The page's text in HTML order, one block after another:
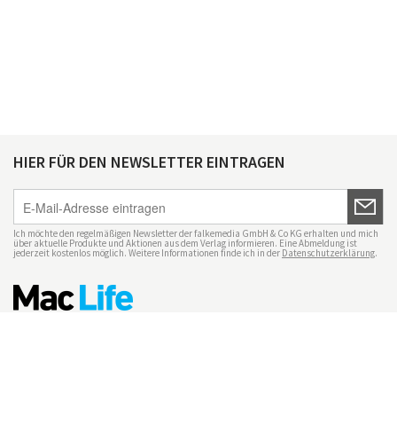
HIER FÜR DEN NEWSLETTER EINTRAGEN
Ich möchte den regelmäßigen Newsletter der falkemedia GmbH & Co KG erhalten und mich
über aktuelle Produkte und Aktionen aus dem Verlag informieren. Eine Abmeldung ist
jederzeit kostenlos möglich. Weitere Informationen finde ich in der Datenschutzerklärung.